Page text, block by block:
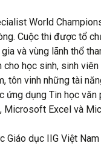
World
Cuộc thi được tổ
và vùng lãnh thổ
cho học sinh, sinh
tôn vinh những tài
ứng dụng Tin học
Microsoft Excel và
Giáo dục IIG Việt